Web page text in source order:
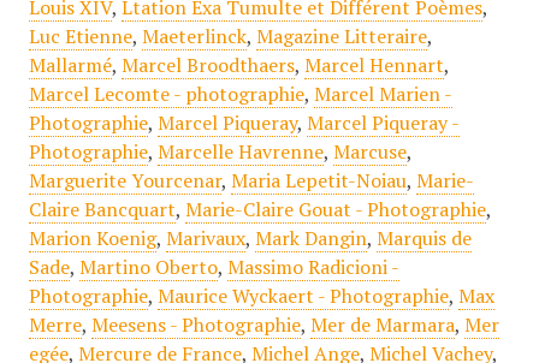
Louis XIV, Ltation Exa Tumulte et Différent Poèmes,
Luc Etienne, Maeterlinck, Magazine Litteraire,
Mallarmé, Marcel Broodthaers, Marcel Hennart,
Marcel Lecomte - photographie, Marcel Marien -
Photographie, Marcel Piqueray, Marcel Piqueray -
Photographie, Marcelle Havrenne, Marcuse,
Marguerite Yourcenar, Maria Lepetit-Noiau, Marie-
Claire Bancquart, Marie-Claire Gouat - Photographie,
Marion Koenig, Marivaux, Mark Dangin, Marquis de
Sade, Martino Oberto, Massimo Radicioni -
Photographie, Maurice Wyckaert - Photographie, Max
Merre, Meesens - Photographie, Mer de Marmara, Mer
egée, Mercure de France, Michel Ange, Michel Vachey,